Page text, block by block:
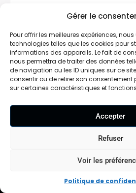
Gérer le
Pour offrir les meilleures expériences,
technologies telles que les cookies pour
informations des appareils. Le fait de
nous permettra de traiter des données
de navigation ou les ID uniques sur ce
consentir ou de retirer son consentement
sur certaines caractéristiques et
Accepter
Refuser
Voir les
Politique de
En soumettant ce formulaire,
informations saisies soient exploitées
demande de renseignement et de la
future qui pourrait en découler.
Notre blog /Relation